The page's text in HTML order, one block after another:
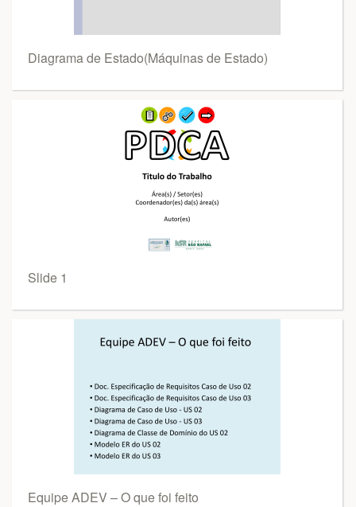
Diagrama de Estado(Máquinas de Estado)
Slide 1
Equipe ADEV – O que foi feito